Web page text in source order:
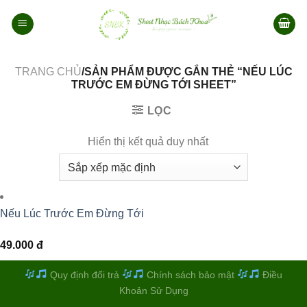
qua
TRANG CHỦ/SẢN PHẨM ĐƯỢC GẮN THẺ “NẾU LÚC
TRƯỚC EM ĐỪNG TỚI SHEET”
LỌC
Hiển thị kết quả duy nhất
Nếu Lúc Trước Em Đừng Tới
49.000 đ
Quy định đổi trả Chính sách bảo mật
Điều
Khoản Sử Dụng